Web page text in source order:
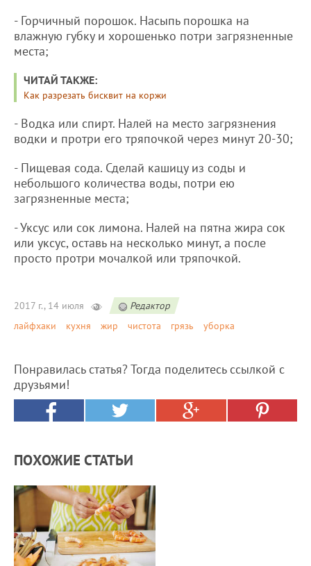
- Горчичный порошок. Насыпь порошка на
влажную губку и хорошенько потри загрязненные
места;
ЧИТАЙ ТАКЖЕ:
Как разрезать бисквит на коржи
- Водка или спирт. Налей на место загрязнения
водки и протри его тряпочкой через минут 20-30;
- Пищевая сода. Сделай кашицу из соды и
небольшого количества воды, потри ею
загрязненные места;
- Уксус или сок лимона. Налей на пятна жира сок
или уксус, оставь на несколько минут, а после
просто протри мочалкой или тряпочкой.
2017 г., 14 июля
Редактор
лайфхаки
кухня жир чистота грязь уборка
Понравилась статья? Тогда поделитесь ссылкой с
друзьями!
ПОХОЖИЕ СТАТЬИ